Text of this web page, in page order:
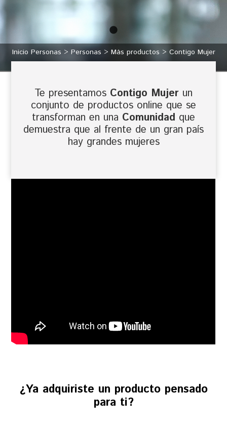
Inicio Personas Personas Más productos Contigo Mujer
Te presentamos Contigo Mujer un
conjunto de productos online que se
transforman en una Comunidad que
demuestra que al frente de un gran país
hay grandes mujeres
¿Ya adquiriste un producto pensado
para ti?